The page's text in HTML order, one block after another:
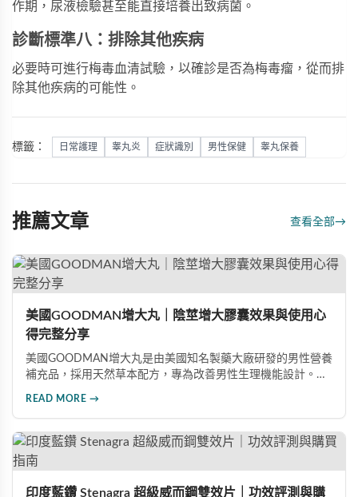
作期，尿液檢驗甚至能直接培養出致病菌。
診斷標準八：排除其他疾病
必要時可進行梅毒血清試驗，以確診是否為梅毒瘤，從而排
除其他疾病的可能性。
標籤： 日常護理 睾丸炎 症狀識別 男性保健 睾丸保養
推薦文章 查看全部→
美國GOODMAN增大丸｜陰莖增大膠囊效果與使用心
得完整分享
美國GOODMAN增大丸是由美國知名製藥大廠研發的男性營養
補充品，採用天然草本配方，專為改善男性生理機能設計。根
READ MORE →
印度藍鑽 Stenagra 超級威而鋼雙效片｜功效評測與購